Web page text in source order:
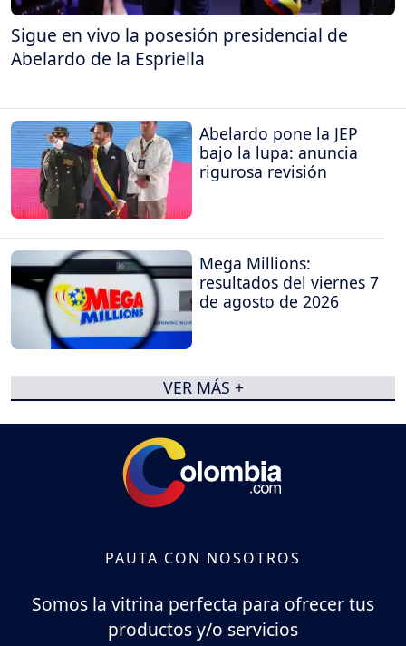
Sigue en vivo la posesión presidencial de
Abelardo de la Espriella
Abelardo pone la JEP
bajo la lupa: anuncia
rigurosa revisión
Mega Millions:
resultados del viernes 7
de agosto de 2026
VER MÁS +
PAUTA CON NOSOTROS
Somos la vitrina perfecta para ofrecer tus
productos y/o servicios